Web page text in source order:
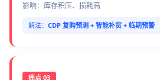
影响：库存积压、损耗高
解法： CDP 复购预测 + 智能补货 + 临期预警
痛点 03